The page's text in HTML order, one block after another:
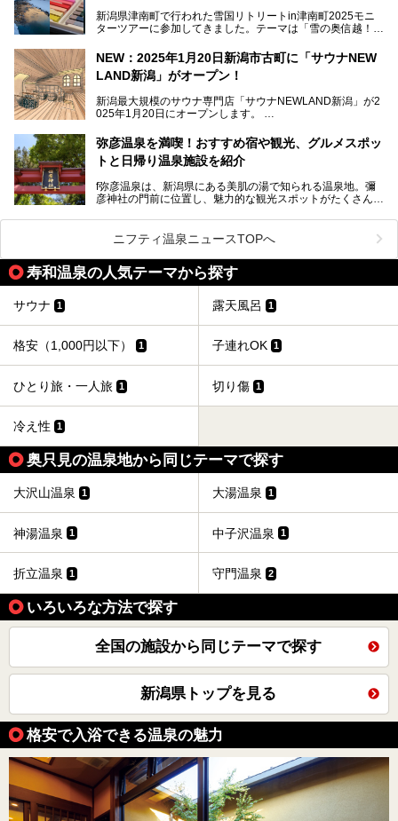
します。
新潟県津南町で行われた雪国リトリートin津南町2025モニ
ターツアーに参加してきました。テーマは「雪の奥信越！音
温泉ライターとして「温浴」は頻繁に体験していますが、
「音浴」とは果たしてどんな体験なのでしょう？とても気に
なお、宿泊した温泉は日帰り入浴もできる秘湯「越後田中温
泉 しなの荘」です。こちらについても詳しく紹介します。
提供元：一般社団法人 雪国観光舎【PR】
す。
NEW：2025年1月20日新潟市古町に「サウナNEW
LAND新潟」がオープン！
新潟最大規模のサウナ専門店「サウナNEWLAND新潟」が2
025年1月20日にオープンします。
街に再び笑顔と賑わいを取り戻し、新たなランドマークとし
て地域活性化を目指します。
サウナ室のテーマは「海賊船」‥⁉ ユニークなサウナ室を
弥彦温泉を満喫！おすすめ宿や観光、グルメスポッ
トと日帰り温泉施設を紹介
f弥彦温泉は、新潟県にある美肌の湯で知られる温泉地。彌
彦神社の門前に位置し、魅力的な観光スポットがたくさんあ
この記事では、弥彦温泉の宿泊に最適なおすすめ宿や、日帰
り施設、グルメスポット、弥彦の自然を堪能できる観光スポ
ットをご紹介します。初めての弥彦温泉旅行を計画している
方に向けて、弥彦温泉の魅力を存分にお伝えしますので、ぜ
ひ参考にしてみてくださいね！
ニフティ温泉ニュースTOPへ
寿和温泉の人気テーマから探す
サウナ 1 露天風呂 1
格安（1,000円以下） 1 子連れOK 1
ひとり旅・一人旅 1 切り傷 1
冷え性 1
奥只見の温泉地から同じテーマで探す
大沢山温泉 1 大湯温泉 1
神湯温泉 1 中子沢温泉 1
折立温泉 1 守門温泉 2
いろいろな方法で探す
全国の施設から同じテーマで探す
新潟県トップを見る
格安で入浴できる温泉の魅力